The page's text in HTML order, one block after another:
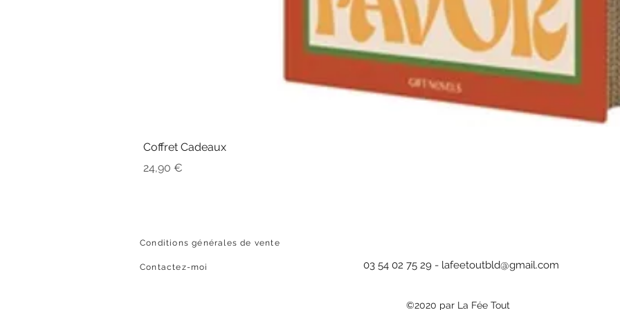
Coffret Cadeaux
Prix
24,90 €
Conditions générales de vente
Contactez-moi 03 54 02 75 29 - lafeetoutbld@gmail.com
©2020 par La Fée Tout